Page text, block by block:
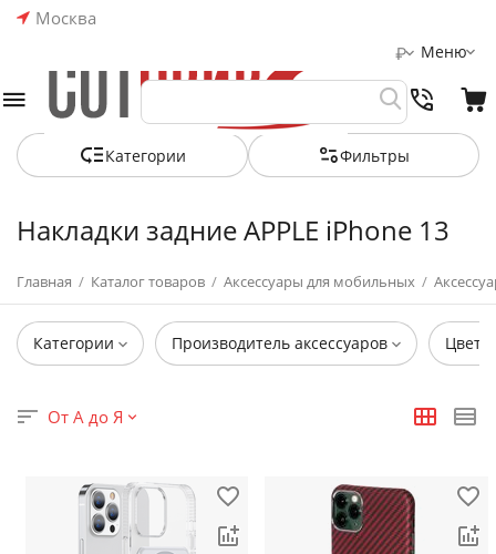
Москва
Меню
₽
Категории Фильтры
Накладки задние APPLE iPhone 13
Главная / Каталог товаров / Аксессуары для мобильных /
Категории Производитель аксессуаров Цвет
От А до Я